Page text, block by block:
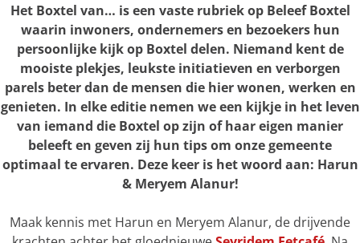
Het Boxtel van… is een vaste rubriek op Beleef Boxtel
waarin inwoners, ondernemers en bezoekers hun
persoonlijke kijk op Boxtel delen. Niemand kent de
mooiste plekjes, leukste initiatieven en verborgen
parels beter dan de mensen die hier wonen, werken en
genieten. In elke editie nemen we een kijkje in het leven
van iemand die Boxtel op zijn of haar eigen manier
beleeft en geven zij hun tips om onze gemeente
optimaal te ervaren. Deze keer is het woord aan: Harun
& Meryem Alanur!
Maak kennis met Harun en Meryem Alanur, de drijvende